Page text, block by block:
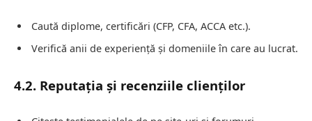
Caută diplome, certificări (CFP, CFA, ACCA etc.).
Verifică anii de experiență și domeniile în care au lucrat.
4.2. Reputația și recenziile clienților